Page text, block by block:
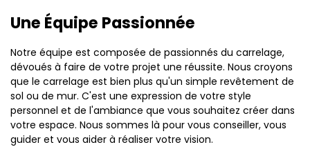
Une Équipe Passionnée
Notre équipe est composée de passionnés du carrelage,
dévoués à faire de votre projet une réussite. Nous croyons
que le carrelage est bien plus qu'un simple revêtement de
sol ou de mur. C'est une expression de votre style
personnel et de l'ambiance que vous souhaitez créer dans
votre espace. Nous sommes là pour vous conseiller, vous
guider et vous aider à réaliser votre vision.